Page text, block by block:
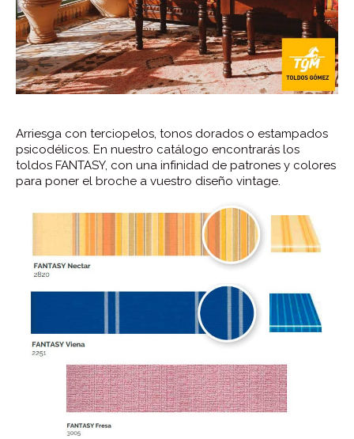
Arriesga con terciopelos, tonos dorados o estampados
psicodélicos. En nuestro catálogo encontrarás los
toldos FANTASY, con una infinidad de patrones y colores
para poner el broche a vuestro diseño vintage.